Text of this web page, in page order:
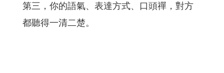
第三，你的語氣、表達方式、口頭禪，對方
都聽得一清二楚。